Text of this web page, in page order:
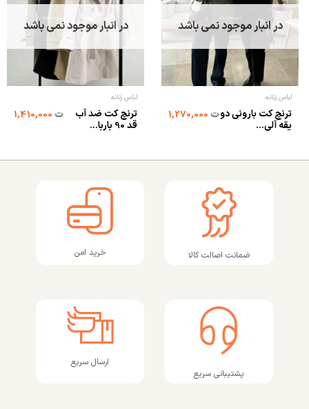
در انبار موجود نمی باشد
لباس زنانه
ترنچ کت بارونی دو
یقه آلی...
ت1,270,000
در انبار موجود نمی باشد
لباس زنانه
ترنچ کت ضد آب
قد 90 باربا...
ت1,410,000
ضمانت اصالت کالا خرید امن
پشتیبانی سریع
ارسال سریع